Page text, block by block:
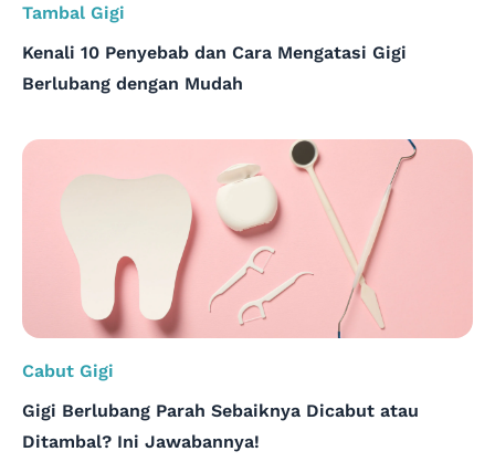
Tambal Gigi
Kenali 10 Penyebab dan Cara Mengatasi Gigi
Berlubang dengan Mudah
Cabut Gigi
Gigi Berlubang Parah Sebaiknya Dicabut atau
Ditambal? Ini Jawabannya!